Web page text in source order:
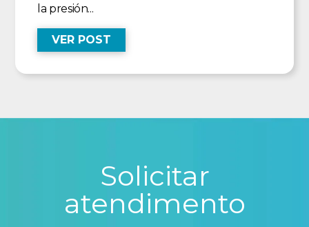
la presión...
VER POST
Solicitar
atendimento